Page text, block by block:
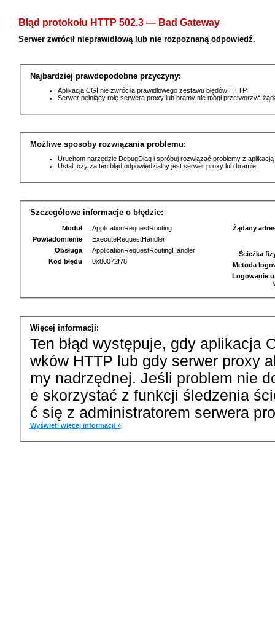
Błąd protokołu HTTP 502.3 — Bad Gateway
Serwer zwrócił nieprawidłową lub nie rozpoznaną odpowiedź.
Najbardziej prawdopodobne przyczyny:
Aplikacja CGI nie zwróciła prawidłowego zestawu błędów HTTP.
Serwer pełniący rolę serwera proxy lub bramy nie mógł przetworzyć
Możliwe sposoby rozwiązania problemu:
Uruchom narzędzie DebugDiag i spróbuj rozwiązać problemy z
Ustal, czy za ten błąd odpowiedzialny jest serwer proxy lub bramie.
Szczegółowe informacje o błędzie:
Moduł
ApplicationRequestRouting
Powiadomienie
ExecuteRequestHandler
Obsługa
ApplicationRequestRoutingHandler
Kod błędu
0x80072f78
Żądany
Ścieżka
Metoda
Logowanie
Więcej informacji:
Ten błąd występuje, gdy aplikacja
wków HTTP lub gdy serwer proxy
my nadrzędnej. Jeśli problem nie
e skorzystać z funkcji śledzenia
ć się z administratorem serwera
Wyświetl więcej informacji »